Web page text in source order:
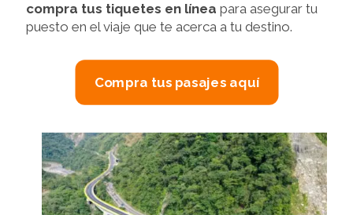
compra tus tiquetes en línea para asegurar tu
puesto en el viaje que te acerca a tu destino.
Compra tus pasajes aquí